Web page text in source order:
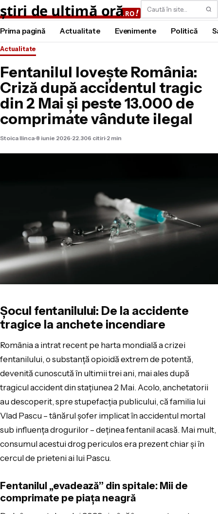
Caută
Prima pagină Actualitate Evenimente Politică
Actualitate
Fentanilul lovește România:
Criză după accidentul tragic
din 2 Mai și peste 13.000 de
comprimate vândute ilegal
Stoica Ilinca 8 iunie 2026 22.306 citiri 2 min
Șocul fentanilului: De la accidente
tragice la anchete incendiare
România a intrat recent pe harta mondială a crizei
fentanilului, o substanță opioidă extrem de potentă,
devenită cunoscută în ultimii trei ani, mai ales după
tragicul accident din stațiunea 2 Mai. Acolo, anchetatorii
au descoperit, spre stupefacția publicului, că familia lui
Vlad Pascu – tânărul șofer implicat în accidentul mortal
sub influența drogurilor – deținea fentanil acasă. Mai mult,
consumul acestui drog periculos era prezent chiar și în
cercul de prieteni ai lui Pascu.
Fentanilul „evadează” din spitale: Mii de
comprimate pe piața neagră